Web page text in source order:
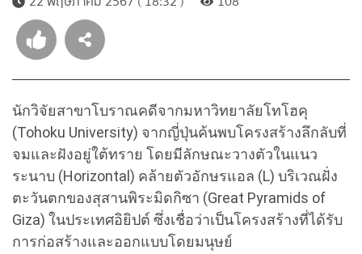
นักวิจัยสาขาโบราณคดีจากมหาวิทยาลัยโทโฮคุ
(Tohoku University) จากญี่ปุ่นค้นพบโครงสร้างลึกลับที่
จมและฝังอยู่ใต้ทราย โดยมีลักษณะวางตัวในแนว
ระนาบ (Horizontal) คล้ายตัวอักษรแอล (L) บริเวณฝั่ง
ตะวันตกของสุสานพิระมิดกิซา (Great Pyramids of
Giza) ในประเทศอิยิปต์ ซึ่งเชื่อว่าเป็นโครงสร้างที่ได้รับ
การก่อสร้างและออกแบบโดยมนุษย์